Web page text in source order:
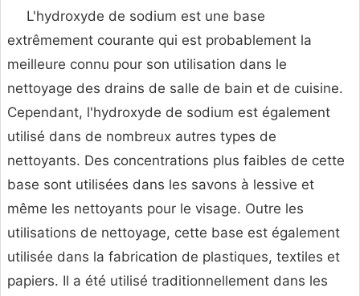
L'hydroxyde de sodium est une base
extrêmement courante qui est probablement la
meilleure connu pour son utilisation dans le
nettoyage des drains de salle de bain et de cuisine.
Cependant, l'hydroxyde de sodium est également
utilisé dans de nombreux autres types de
nettoyants. Des concentrations plus faibles de cette
base sont utilisées dans les savons à lessive et
même les nettoyants pour le visage. Outre les
utilisations de nettoyage, cette base est également
utilisée dans la fabrication de plastiques, textiles et
papiers. Il a été utilisé traditionnellement dans les